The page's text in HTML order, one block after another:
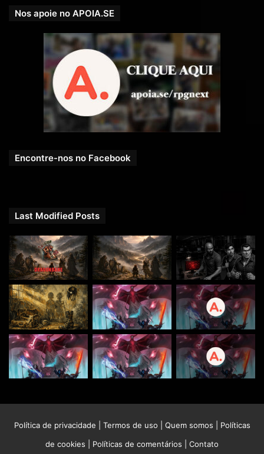
Nos apoie no APOIA.SE
Encontre-nos no Facebook
Last Modified Posts
Política de privacidade Termos de uso Quem somos
Políticas
de cookies
Políticas de comentários Contato